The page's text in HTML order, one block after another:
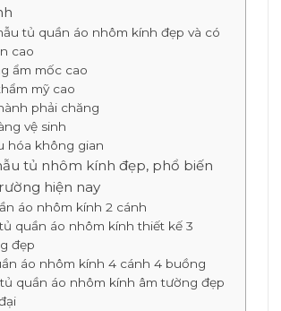
tủ quần áo nhôm kính đẹp và có
cao
ẩm mốc cao
mỹ cao
phải chăng
vệ sinh
hóa không gian
tủ nhôm kính đẹp, phổ biến
hiện nay
áo nhôm kính 2 cánh
quần áo nhôm kính thiết kế 3
đẹp
áo nhôm kính 4 cánh 4 buồng
quần áo nhôm kính âm tường đẹp